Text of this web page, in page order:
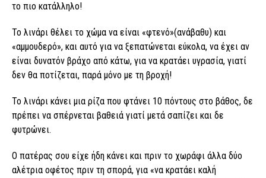
το πιο κατάλληλο!
Το λινάρι θέλει το χώμα να είναι «φτενό»(ανάβαθυ) και
«αμμουδερό», και αυτό για να ξεπατώνεται εύκολα, να έχει αν
είναι δυνατόν βράχο από κάτω, για να κρατάει υγρασία, γιατί
δεν θα ποτίζεται, παρά μόνο με τη βροχή!
Το λινάρι κάνει μια ρίζα που φτάνει 10 πόντους στο βάθος, δε
πρέπει να σπέρνεται βαθειά γιατί μετά σαπίζει και δε
φυτρώνει.
Ο πατέρας σου είχε ήδη κάνει και πριν το χωράφι άλλα δύο
αλέτρια οφέτος πριν τη σπορά, για «να κρατάει καλή